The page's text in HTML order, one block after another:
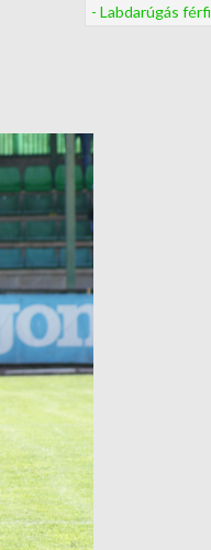
- Labdarúgás férfi